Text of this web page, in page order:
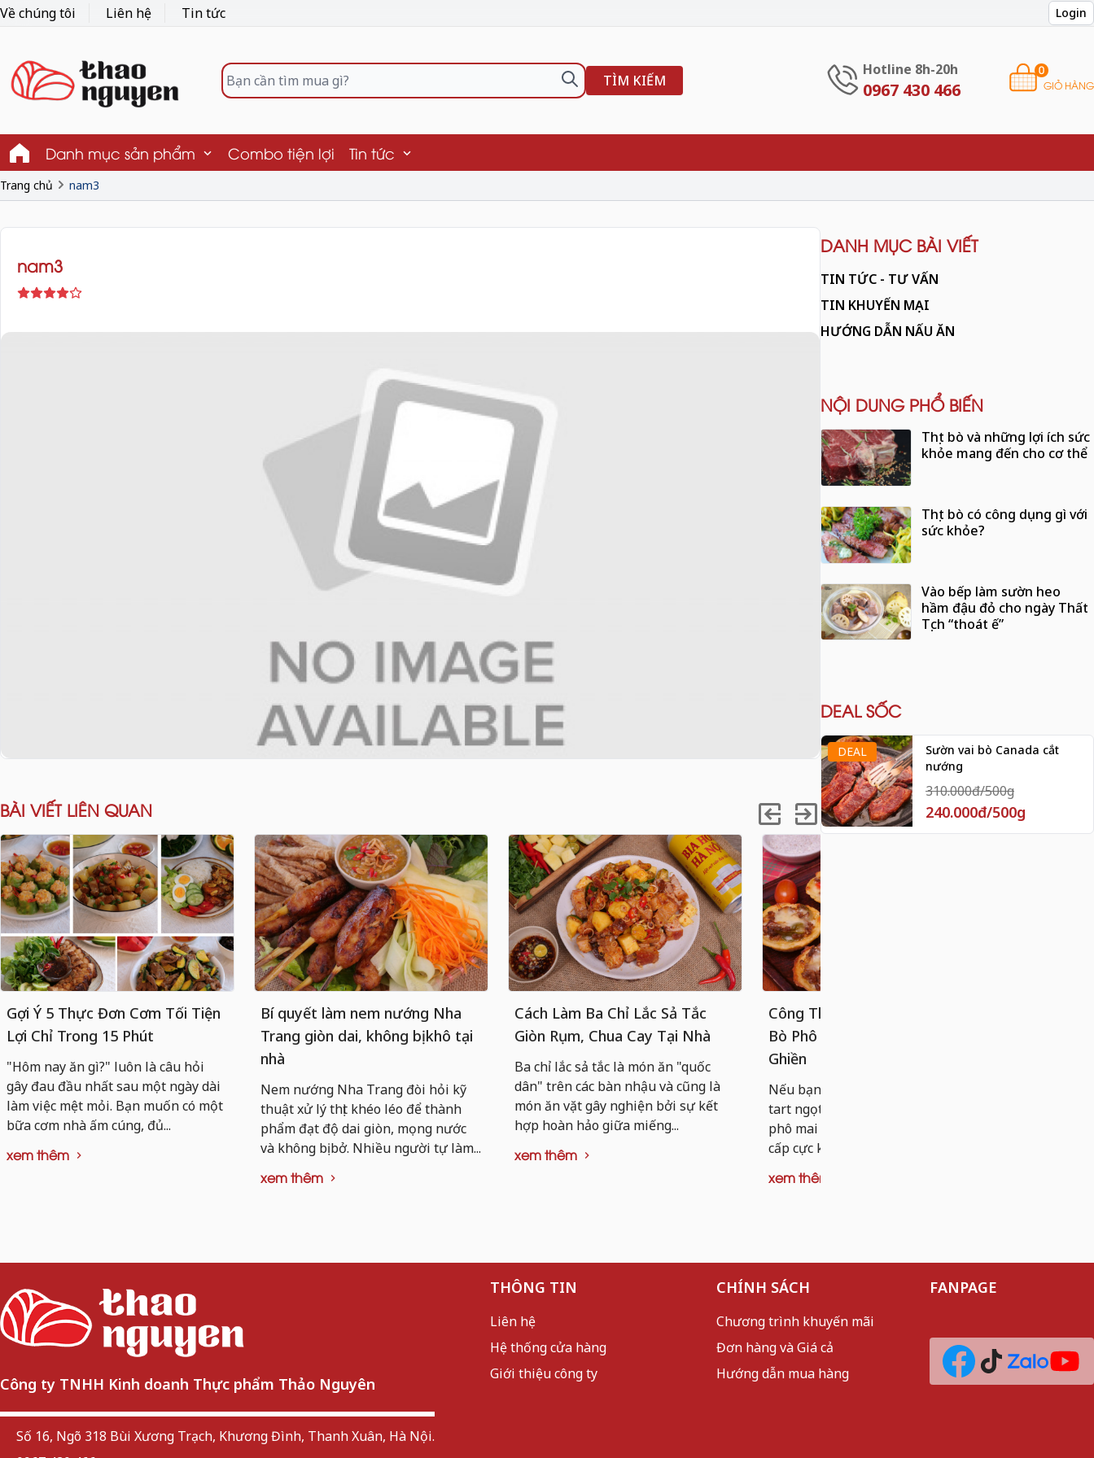
Về chúng tôi Liên hệ Tin tức Login
TÌM KIẾM
Hotline 8h-20h
0967 430 466 GIỎ HÀNG
0
Danh mục sản phẩm Combo tiện lợi Tin tức
Trang chủ nam3
nam3
BÀI VIẾT LIÊN QUAN
Gợi Ý 5 Thực Đơn Cơm Tối Tiện
Lợi Chỉ Trong 15 Phút
"Hôm nay ăn gì?" luôn là câu hỏi
gây đau đầu nhất sau một ngày dài
làm việc mệt mỏi. Bạn muốn có một
bữa cơm nhà ấm cúng, đủ...
xem thêm
Bí quyết làm nem nướng Nha
Trang giòn dai, không bị khô tại
nhà
Nem nướng Nha Trang đòi hỏi kỹ
thuật xử lý thịt khéo léo để thành
phẩm đạt độ dai giòn, mọng nước
và không bị bở. Nhiều người tự làm...
xem thêm
Cách Làm Ba Chỉ Lắc Sả Tắc
Giòn Rụm, Chua Cay Tại Nhà
Ba chỉ lắc sả tắc là món ăn "quốc
dân" trên các bàn nhậu và cũng là
món ăn vặt gây nghiện bởi sự kết
hợp hoàn hảo giữa miếng...
xem thêm
Công Thức Bánh Tart Khoai Tây
Bò Phô Mai Béo Ngậy, Ăn Là
Ghiền
Nếu bạn đã quá quen với các loại
tart ngọt, thì tart khoai tây nhân bò
phô mai chính là phiên bản nâng
cấp cực kỳ đáng thử. Thay vì...
xem thêm
DANH MỤC BÀI VIẾT
TIN TỨC - TƯ VẤN
TIN KHUYẾN MẠI
HƯỚNG DẪN NẤU ĂN
NỘI DUNG PHỔ BIẾN
Thịt bò và những lợi ích sức
khỏe mang đến cho cơ thể
Thịt bò có công dụng gì với
sức khỏe?
Vào bếp làm sườn heo
hầm đậu đỏ cho ngày Thất
Tịch “thoát ế”
DEAL SỐC
DEAL
Sườn vai bò Canada cắt
nướng
310.000đ/500g
240.000đ/500g
Công ty TNHH Kinh doanh Thực phẩm Thảo Nguyên
Số 16, Ngõ 318 Bùi Xương Trạch, Khương Đình, Thanh Xuân, Hà Nội.
THÔNG TIN
Liên hệ
Hệ thống cửa hàng
Giới thiệu công ty
CHÍNH SÁCH
Chương trình khuyến mãi
Đơn hàng và Giá cả
Hướng dẫn mua hàng
FANPAGE